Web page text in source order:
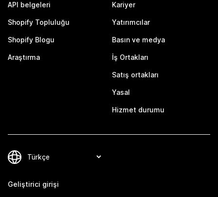
API belgeleri
Shopify Topluluğu
Shopify Blogu
Araştırma
Kariyer
Yatırımcılar
Basın ve medya
İş Ortakları
Satış ortakları
Yasal
Hizmet durumu
Geliştirici girişi